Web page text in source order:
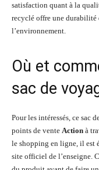
satisfaction quant à la
recyclé offre une durabilité
l’environnement.
Où et
sac de
Pour les intéressés, ce sac
points de vente Action à
le shopping en ligne, il est
site officiel de l’enseigne.